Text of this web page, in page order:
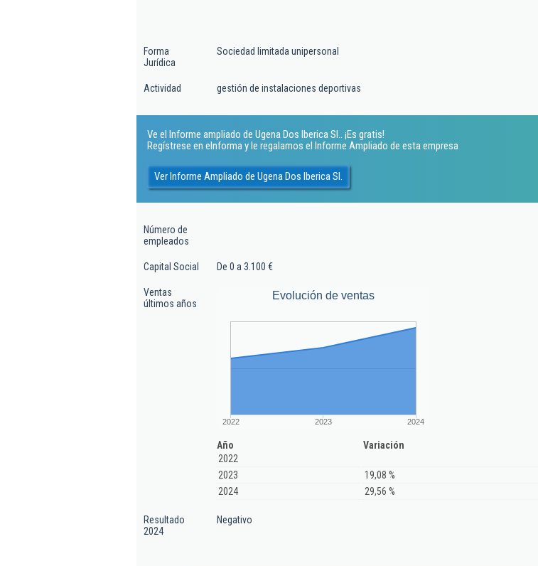
Forma
Jurídica
Sociedad limitada unipersonal
Actividad gestión de instalaciones deportivas
Ve el Informe ampliado de Ugena Dos Iberica Sl.. ¡Es gratis!
Regístrese en eInforma y le regalamos el Informe Ampliado de esta empresa
Ver Informe Ampliado de Ugena Dos Iberica Sl.
Número de
empleados
Capital Social De 0 a 3.100 €
Ventas
últimos años
Evolución de ventas
2022 2023 2024
Año
Variación
2022
2023
19,08 %
2024
29,56 %
Resultado
2024
Negativo